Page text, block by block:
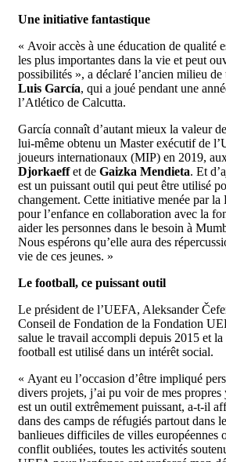
Une initiative fantastique
« Avoir accès à une éducation de qualité
les plus importantes dans la vie et peut
possibilités », a déclaré l’ancien milieu
Luis García, qui a joué pendant une
l’Atlético de Calcutta.
García connaît d’autant mieux la valeur
lui-même obtenu un Master exécutif de
joueurs internationaux (MIP) en 2019,
Djorkaeffet de Gaizka Mendieta. Et
est un puissant outil qui peut être utilisé
changement. Cette initiative menée par
pour l’enfance en collaboration avec la
aider les personnes dans le besoin à
Nous espérons qu’elle aura des
vie de ces jeunes. »
Le football, ce puissant outil
Le président de l’UEFA, Aleksander
Conseil de Fondation de la Fondation
salue le travail accompli depuis 2015 et
football est utilisé dans un intérêt social.
« Ayant eu l’occasion d’être impliqué
divers projets, j’ai pu voir de mes
est un outil extrêmement puissant, a-t-il
dans des camps de réfugiés partout dans
banlieues difficiles de villes européennes
conflit oubliées, toutes les activités